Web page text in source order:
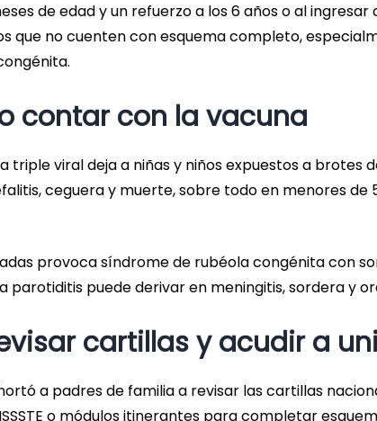
de edad y un refuerzo a los 6 años o al
que no cuenten con esquema completo,
contar con la vacuna
triple viral deja a niñas y niños expuestos a brotes
ceguera y muerte, sobre todo en menores de
provoca síndrome de rubéola congénita con
parotiditis puede derivar en meningitis, sordera y
cartillas y acudir a
a padres de familia a revisar las cartillas
o módulos itinerantes para completar